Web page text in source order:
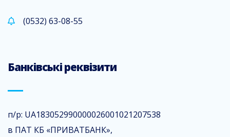
(0532) 63-08-55
Банківські реквізити
п/р: UA183052990000026001021207538
в ПАТ КБ «ПРИВАТБАНК»,